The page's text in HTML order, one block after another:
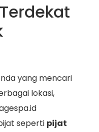
yang mencari
lokasi,
seperti pijat